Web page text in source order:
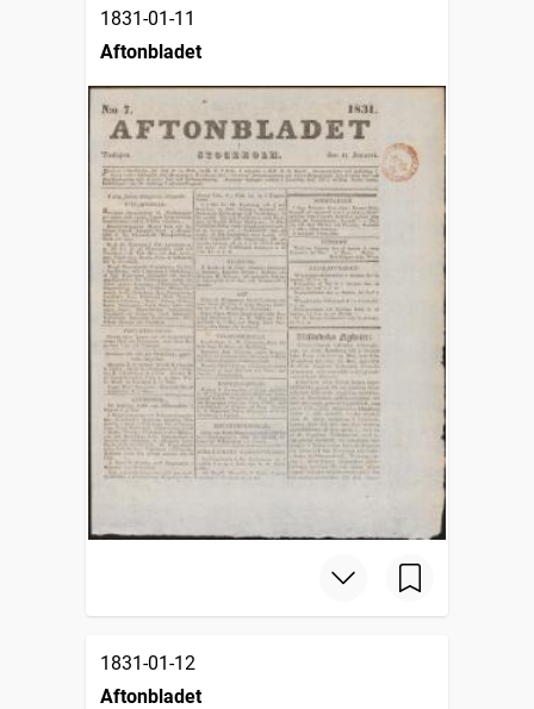
1831-01-11
Aftonbladet
1831-01-12
Aftonbladet